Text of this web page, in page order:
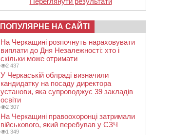
ПОПУЛЯРНЕ НА САЙТІ
На Черкащині розпочнуть нараховувати
виплати до Дня Незалежності: хто і
скільки може отримати
2 437
У Черкаській облраді визначили
кандидатку на посаду директора
установи, яка супроводжує 39 закладів
освіти
2 307
На Черкащині правоохоронці затримали
військового, який перебував у СЗЧ
1 349